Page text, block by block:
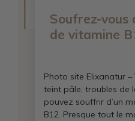
Soufrez-vous
de vitamine
Photo site Elixanatur
teint pâle, troubles de
pouvez souffrir d’un
B12. Presque tout le